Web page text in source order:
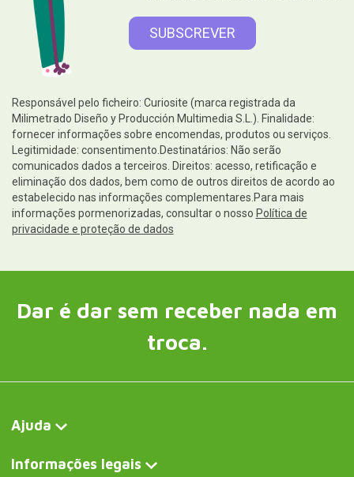
Responsável pelo ficheiro: Curiosite (marca registrada da
Milimetrado Diseño y Producción Multimedia S.L.). Finalidade:
fornecer informações sobre encomendas, produtos ou serviços.
Legitimidade: consentimento.Destinatários: Não serão
comunicados dados a terceiros. Direitos: acesso, retificação e
eliminação dos dados, bem como de outros direitos de acordo ao
estabelecido nas informações complementares.Para mais
informações pormenorizadas, consultar o nosso Política de
privacidade e proteção de dados
Dar é dar sem receber nada em
troca.
Ajuda
Informações legais